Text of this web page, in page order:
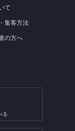
て
集客方法
の方へ
る